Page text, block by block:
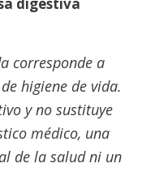
corresponde a
higiene de vida.
y no sustituye
médico, una
de la salud ni un